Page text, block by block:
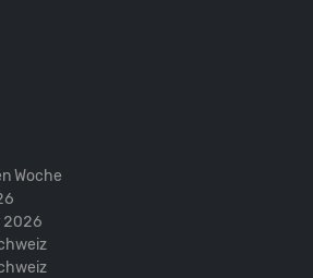
Woche
2026